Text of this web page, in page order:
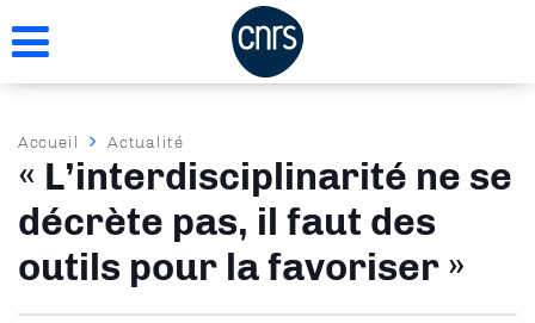
au
Fil
d'Ariane
Accueil Actualité
« L’interdisciplinarité ne se
décrète pas, il faut des
outils pour la favoriser »